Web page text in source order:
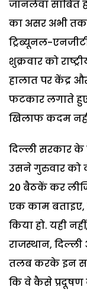
जानलेवा साबित
का असर अभी
ट्रिब्यूनल-
शुक्रवार को
हालात पर केंद्र
फटकार लगाते हुए
खिलाफ कदम नहीं
दिल्ली सरकार
उसने गुरुवार को
20 बैठकें कर
एक काम
किया हो. यही
राजस्थान,
तलब करके इन
कि वे कैसे